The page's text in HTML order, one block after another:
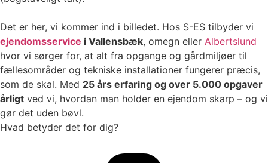
Det er her, vi kommer ind i billedet. Hos S-ES tilbyder vi
ejendomsservice i Vallensbæk, omegn eller Albertslund
hvor vi sørger for, at alt fra opgange og gårdmiljøer til
fællesområder og tekniske installationer fungerer præcis,
som de skal. Med 25 års erfaring og over 5.000 opgaver
årligt ved vi, hvordan man holder en ejendom skarp – og vi
gør det uden bøvl.
Hvad betyder det for dig?